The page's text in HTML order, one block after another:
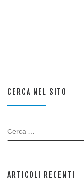
CERCA NEL SITO
CERCA
ARTICOLI RECENTI